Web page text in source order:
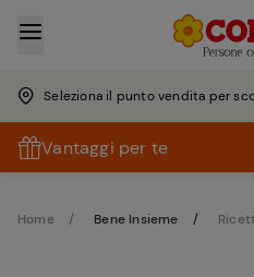
Seleziona il punto vendita per
Vantaggi per te
Home Bene Insieme